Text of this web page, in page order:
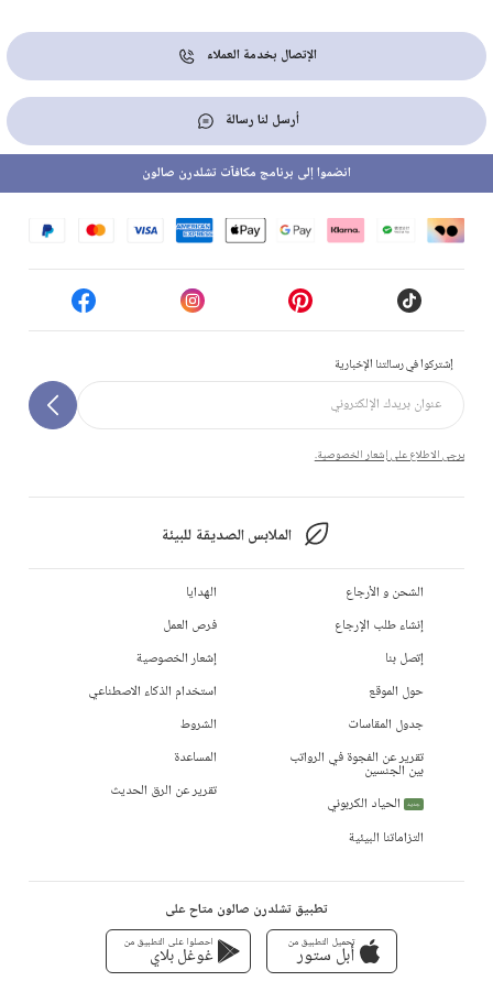
الإتصال بخدمة العملاء
أرسل لنا رسالة
إشتركوا في رسالتنا الإخبارية
يرجى الاطلاع على إشعار الخصوصية.
الملابس الصديقة للبيئة
انضموا إلى برنامج مكافآت تشلدرن صالون
الشحن و الأرجاع
إنشاء طلب الإرجاع
إتصل بنا
حول الموقع
جدول المقاسات
تقرير عن الفجوة في الرواتب
بين الجنسين
جديد
الحياد الكربوني
التزاماتنا البيئية
الهدايا
فرص العمل
إشعار الخصوصية
استخدام الذكاء الاصطناعي
الشروط
المساعدة
تقرير عن الرق الحديث
تطبيق تشلدرن صالون متاح على
تحميل التطبيق من
أبل ستور
احصلوا على التطبيق من
غوغل بلاي